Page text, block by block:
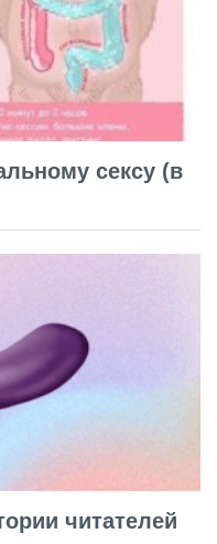
сексу (в
читателей